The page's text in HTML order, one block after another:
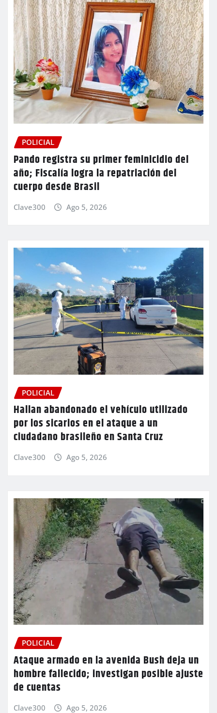
POLICIAL
Pando registra su primer feminicidio del
año; Fiscalía logra la repatriación del
cuerpo desde Brasil
Clave300 Ago 5, 2026
POLICIAL
Hallan abandonado el vehículo utilizado
por los sicarios en el ataque a un
ciudadano brasileño en Santa Cruz
Clave300 Ago 5, 2026
POLICIAL
Ataque armado en la avenida Bush deja un
hombre fallecido; investigan posible ajuste
de cuentas
Clave300 Ago 5, 2026